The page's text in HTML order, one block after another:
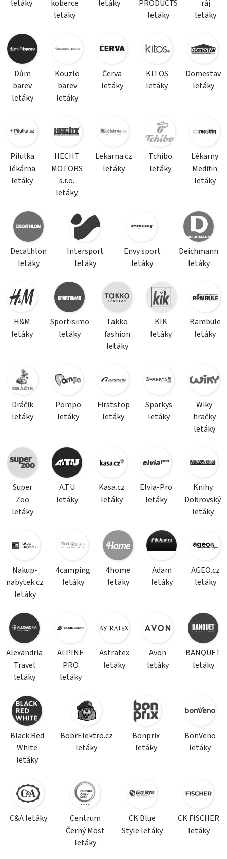
letáky
koberce
letáky
letáky
PRODUCTS
letáky
ráj
letáky
Dům
barev
letáky
Kouzlo
barev
letáky
Červa
letáky
KITOS
letáky
Domestav
letáky
Pilulka
lékárna
letáky
HECHT
MOTORS
s.r.o.
letáky
Lekarna.cz
letáky
Tchibo
letáky
Lékarny
Medifin
letáky
Decathlon
letáky
Intersport
letáky
Envy sport
letáky
Deichmann
letáky
H&M
letáky
Sportisimo
letáky
Takko
fashion
letáky
KIK
letáky
Bambule
letáky
Dráčik
letáky
Pompo
letáky
Firststop
letáky
Sparkys
letáky
Wiky
hračky
letáky
Super
Zoo
letáky
A.T.U
letáky
Kasa.cz
letáky
Elvia-Pro
letáky
Knihy
Dobrovský
letáky
Nakup-
nabytek.cz
letáky
4camping
letáky
4home
letáky
Adam
letáky
AGEO.cz
letáky
Alexandria
Travel
letáky
ALPINE
PRO
letáky
Astratex
letáky
Avon
letáky
BANQUET
letáky
Black Red
White
letáky
BobrElektro.cz
letáky
Bonprix
letáky
BonVeno
letáky
C&A letáky
Centrum
Černý Most
letáky
CK Blue
Style letáky
CK FISCHER
letáky